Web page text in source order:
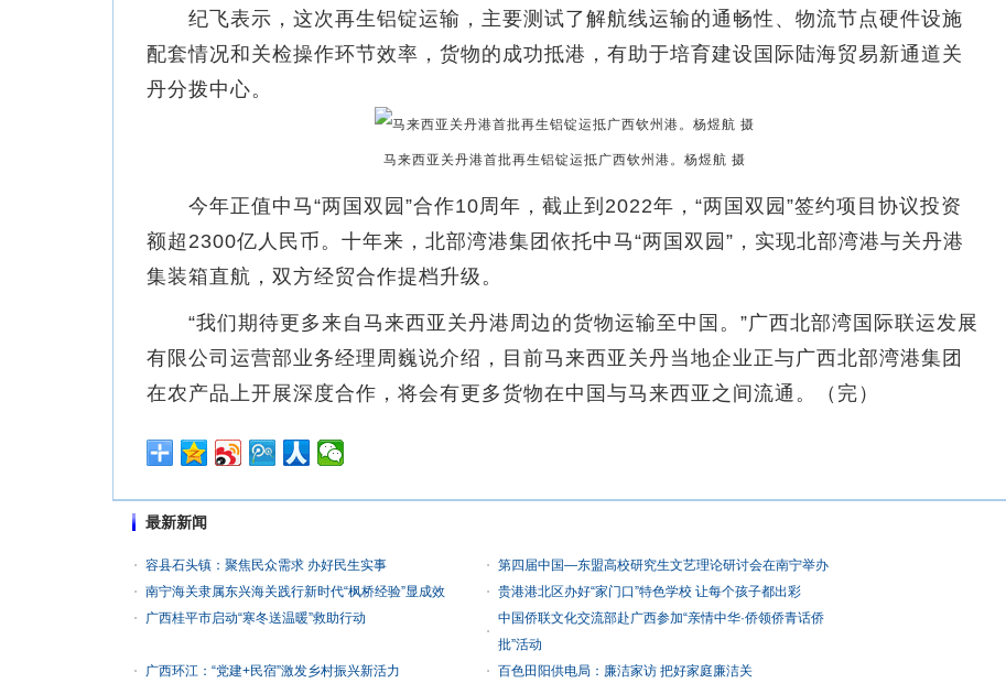
纪飞表示，这次再生铝锭运输，主要测试了解航线运输的通畅性、物流节点硬件设施
配套情况和关检操作环节效率，货物的成功抵港，有助于培育建设国际陆海贸易新通道关
丹分拨中心。
马来西亚关丹港首批再生铝锭运抵广西钦州港。杨煜航 摄
今年正值中马“两国双园”合作10周年，截止到2022年，“两国双园”签约项目协议投资
额超2300亿人民币。十年来，北部湾港集团依托中马“两国双园”，实现北部湾港与关丹港
集装箱直航，双方经贸合作提档升级。
“我们期待更多来自马来西亚关丹港周边的货物运输至中国。”广西北部湾国际联运发展
有限公司运营部业务经理周巍说介绍，目前马来西亚关丹当地企业正与广西北部湾港集团
在农产品上开展深度合作，将会有更多货物在中国与马来西亚之间流通。（完）
最新新闻
容县石头镇：聚焦民众需求 办好民生实事
第四届中国—东盟高校研究生文艺理论研讨会在南宁举办
南宁海关隶属东兴海关践行新时代“枫桥经验”显成效
贵港港北区办好“家门口”特色学校 让每个孩子都出彩
广西桂平市启动“寒冬送温暖”救助行动
中国侨联文化交流部赴广西参加“亲情中华·侨领侨青话侨
批”活动
广西环江：“党建+民宿”激发乡村振兴新活力
百色田阳供电局：廉洁家访 把好家庭廉洁关